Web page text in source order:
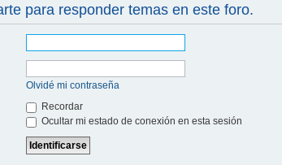
para responder temas en este foro.
Olvidé mi contraseña
Recordar
Ocultar mi estado de conexión en esta sesión